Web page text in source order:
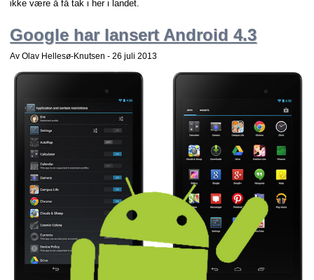
ikke være å få tak i her i landet.
Google har lansert Android 4.3
Av Olav Hellesø-Knutsen -26 juli 2013